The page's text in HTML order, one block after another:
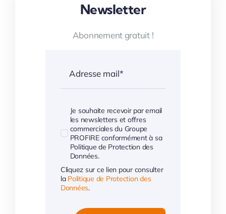
Newsletter
Abonnement gratuit !
Je souhaite recevoir par email
les newsletters et offres
commerciales du Groupe
PROFIRE conformément à sa
Politique de Protection des
Données.
Cliquez sur ce lien pour consulter
la Politique de Protection des
Données.